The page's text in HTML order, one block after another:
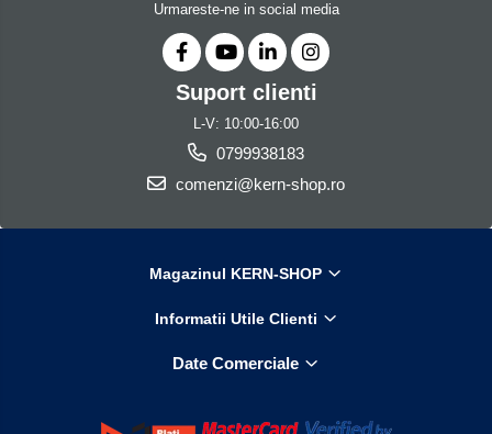
Urmareste-ne in social media
Suport clienti
L-V: 10:00-16:00
0799938183
comenzi@kern-shop.ro
Magazinul KERN-SHOP
Informatii Utile Clienti
Date Comerciale